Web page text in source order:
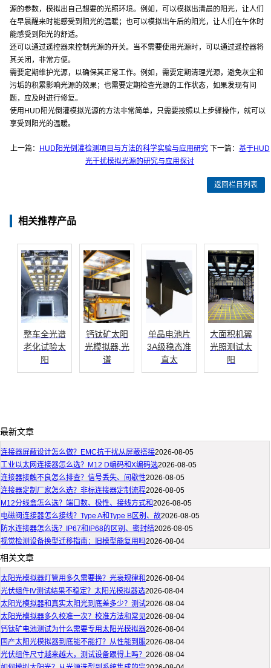
源的参数，模拟出自己想要的光照环境。例如，可以模拟出清晨的阳光，让人们
在早晨醒来时能感受到阳光的温暖；也可以模拟出午后的阳光，让人们在午休时
能感受到阳光的舒适。
还可以通过遥控器来控制光源的开关。当不需要使用光源时，可以通过遥控器将
其关闭，非常方便。
需要定期维护光源，以确保其正常工作。例如，需要定期清理光源，避免灰尘和
污垢的积累影响光源的效果；也需要定期检查光源的工作状态，如果发现有问
题，应及时进行修复。
使用HUD阳光倒灌模拟光源的方法非常简单，只需要按照以上步骤操作，就可以
享受到阳光的温暖。
上一篇： HUD阳光倒灌检测项目与方法的科学实验与应用研究下一篇： 基于HUD
光干扰模拟光源的研究与应用探讨
返回栏目列表
相关推荐产品
整车全光谱
老化试验太
阳
钙钛矿太阳
光模拟器,光
谱
单晶电池片
3A级稳态准
直太
大面积机翼
光照测试太
阳
最新文章
连接器屏蔽设计怎么做？EMC抗干扰从屏蔽搭接2026-08-05
工业以太网连接器怎么选？M12 D编码和X编码选2026-08-05
连接器接触不良怎么排查？信号丢失、间歇性2026-08-05
连接器定制厂家怎么选？非标连接器定制流程2026-08-05
M12分线盒怎么选？端口数、极性、接线方式和2026-08-05
电磁阀连接器怎么接线？Type A和Type B区别、故2026-08-05
防水连接器怎么选？IP67和IP68的区别、密封结2026-08-05
视觉检测设备换型迁移指南：旧模型能复用吗2026-08-04
相关文章
太阳光模拟器灯管用多久需要换？光衰规律和2026-08-04
光伏组件IV测试结果不稳定？太阳光模拟器选2026-08-04
太阳光模拟器和真实太阳光到底差多少？测试2026-08-04
太阳光模拟器多久校准一次？校准方法和常见2026-08-04
钙钛矿电池测试为什么需要专用太阳光模拟器2026-08-04
国产太阳光模拟器到底能不能打？从性能到服2026-08-04
光伏组件尺寸越来越大，测试设备跟得上吗？ 2026-08-04